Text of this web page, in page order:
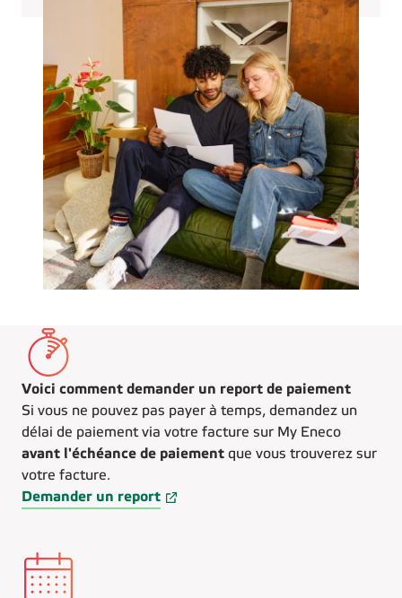
Voici comment demander un report de paiement
Si vous ne pouvez pas payer à temps, demandez un
délai de paiement via votre facture sur My Eneco
avant l'échéance de paiement que vous trouverez sur
votre facture.
Demander un report